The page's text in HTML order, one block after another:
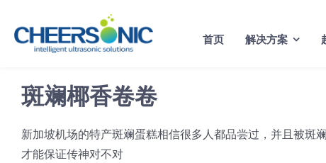
content
首页 解决方案
斑斓椰香卷卷
新加坡机场的特产斑斓蛋糕相信很多人都品尝过，并且被斑
才能保证传神对不对